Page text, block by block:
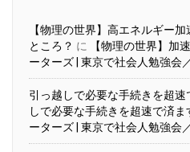
【物理の世界】高エネルギー
ところ？ に
【物理の世界】加
ーターズ | 東京で社会人勉強会
引っ越しで必要な手続きを超速
しで必要な手続きを超速で済
ーターズ | 東京で社会人勉強会